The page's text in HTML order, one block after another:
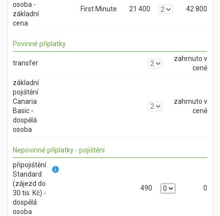
osoba -
základní
cena
First Minute 21 400 42 800
Povinné příplatky
transfer
zahrnuto v
ceně
základní
pojištění
Canaria
Basic -
dospělá
osoba
zahrnuto v
ceně
Nepovinné příplatky - pojištění
připojištění
Standard
(zájezd do
30 tis. Kč) -
dospělá
osoba
490 0